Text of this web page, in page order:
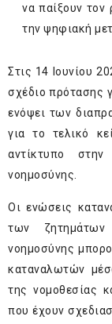
να παίξουν τον
την ψηφιακή
Στις 14 Ιουνίου
σχέδιο πρότασης
ενόψει των
για το τελικό
αντίκτυπο
νοημοσύνης.
Οι ενώσεις
των
νοημοσύνης
καταναλωτών
της νομοθεσίας
που έχουν